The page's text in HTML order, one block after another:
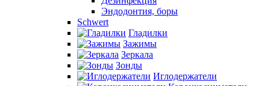
Эндодонтия, боры
Schwert
Гладилки
Зажимы
Зеркала
Зонды
Иглодержатели